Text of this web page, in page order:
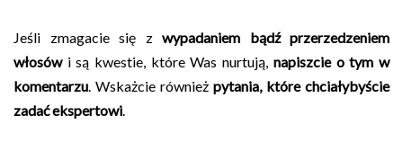
Jeśli zmagacie się z wypadaniem bądź przerzedzeniem
włosówi są kwestie, które Was nurtują, napiszcie o tym w
komentarzu. Wskażcie również pytania, które chciałybyście
zadać ekspertowi.